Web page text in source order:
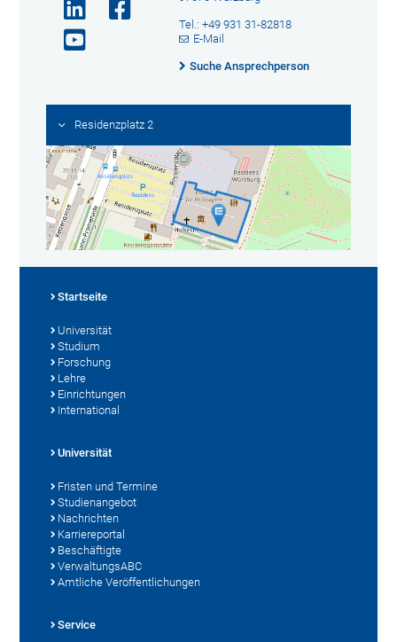
Tel.: +49 931 31-82818
E-Mail
Suche Ansprechperson
Residenzplatz 2
Startseite
Universität
Studium
Forschung
Lehre
Einrichtungen
International
Universität
Fristen und Termine
Studienangebot
Nachrichten
Karriereportal
Beschäftigte
VerwaltungsABC
Amtliche Veröffentlichungen
Service